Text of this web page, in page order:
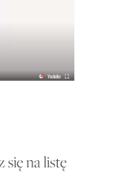
się na listę